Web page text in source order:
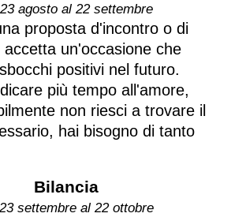
agosto al 22 settembre
proposta d'incontro o di
accetta un'occasione che
positivi nel futuro.
più tempo all'amore,
non riesci a trovare il
hai bisogno di tanto
Bilancia
settembre al 22 ottobre